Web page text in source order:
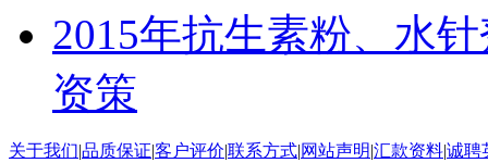
2015年抗生素粉、水
资策
关于我们|品质保证|客户评价|联系方式|网站声明|汇款资料|诚聘